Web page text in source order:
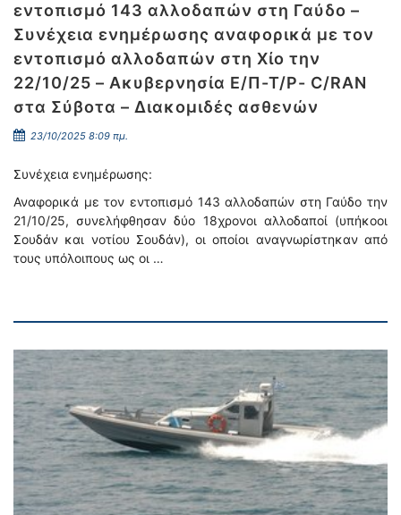
εντοπισμό 143 αλλοδαπών στη Γαύδο –
Συνέχεια ενημέρωσης αναφορικά με τον
εντοπισμό αλλοδαπών στη Χίο την
22/10/25 – Ακυβερνησία Ε/Π-Τ/Ρ- C/RAN
στα Σύβοτα – Διακομιδές ασθενών
23/10/2025 8:09 πμ.
Συνέχεια ενημέρωσης:
Αναφορικά με τον εντοπισμό 143 αλλοδαπών στη Γαύδο την
21/10/25, συνελήφθησαν δύο 18χρονοι αλλοδαποί (υπήκοοι
Σουδάν και νοτίου Σουδάν), οι οποίοι αναγνωρίστηκαν από
τους υπόλοιπους ως οι …